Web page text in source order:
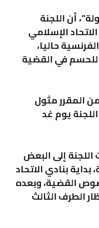
أن اللجنة
الإسلامي
حاليا،
للحسم في القضية
المقرر مثول
يوم غد
إلى البعض
بنادي الاتحاد
القضية، وبعده
الطرف الثالث